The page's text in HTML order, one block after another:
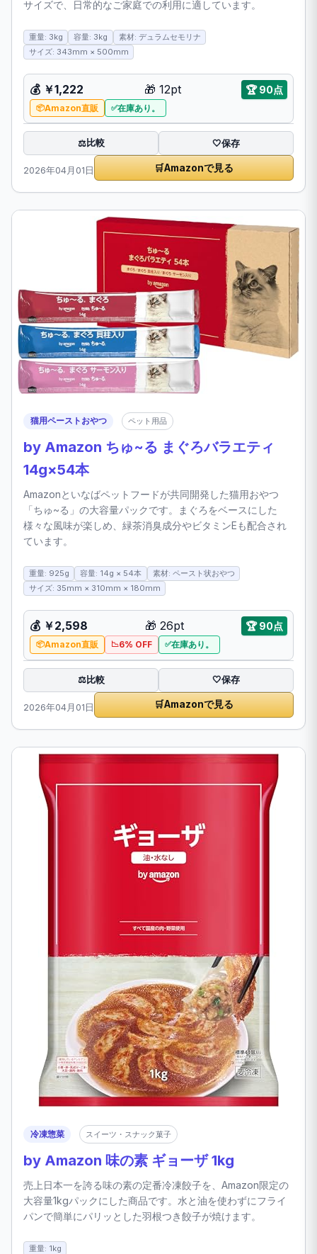
サイズで、日常的なご家庭での利用に適しています。
重量: 3kg 容量: 3kg
素材: デュラムセモリナ
サイズ: 343mm × 500mm
💰 ￥1,222 🎁 12pt 🏆 90点
Amazon直販 在庫あり。
⚖️比較 🤍保存
2026年04月01日 🛒Amazonで見る
猫用ペーストおやつ ペット用品
by Amazon ちゅ~る まぐろバラエティ
14g×54本
Amazonといなばペットフードが共同開発した猫用おやつ
「ちゅ~る」の大容量パックです。まぐろをベースにした
様々な風味が楽しめ、緑茶消臭成分やビタミンEも配合され
ています。
重量: 925g 容量: 14g × 54本
素材: ペースト状おやつ
サイズ: 35mm × 310mm × 180mm
💰 ￥2,598 🎁 26pt 🏆 90点
Amazon直販 6% OFF 在庫あり。
⚖️比較 🤍保存
2026年04月01日 🛒Amazonで見る
冷凍惣菜 スイーツ・スナック菓子
by Amazon 味の素 ギョーザ 1kg
売上日本一を誇る味の素の定番冷凍餃子を、Amazon限定の
大容量1kgパックにした商品です。水と油を使わずにフライ
パンで簡単にパリッとした羽根つき餃子が焼けます。
重量: 1kg